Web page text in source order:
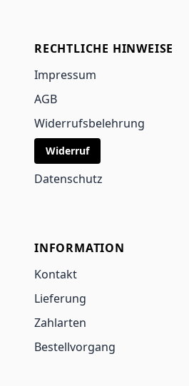
RECHTLICHE HINWEISE
Impressum
AGB
Widerrufsbelehrung
Widerruf
Datenschutz
INFORMATION
Kontakt
Lieferung
Zahlarten
Bestellvorgang